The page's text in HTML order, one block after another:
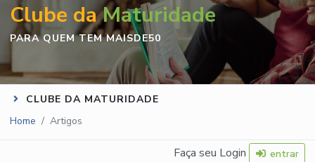
Clube daMaturidade
PARA QUEM TEM MAISDE50
CLUBE DA MATURIDADE
Home
Artigos
Faça seu Login entrar